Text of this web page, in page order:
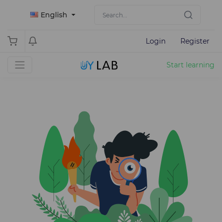
English
Login Register
Start learning